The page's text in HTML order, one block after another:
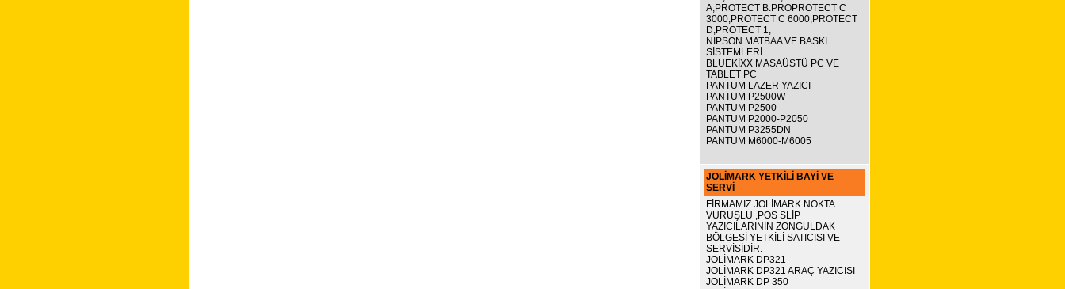
A,PROTECT B.PROPROTECT C
3000,PROTECT C 6000,PROTECT
D,PROTECT 1,
NIPSON MATBAA VE BASKI
SİSTEMLERİ
BLUEKİXX MASAÜSTÜ PC VE
TABLET PC
PANTUM LAZER YAZICI
PANTUM P2500W
PANTUM P2500
PANTUM P2000-P2050
PANTUM P3255DN
PANTUM M6000-M6005
JOLİMARK YETKİLİ BAYİ VE
SERVİ
FİRMAMIZ JOLİMARK NOKTA
VURUŞLU ,POS SLİP
YAZICILARININ ZONGULDAK
BÖLGESİ YETKİLİ SATICISI VE
SERVİSİDİR.
JOLİMARK DP321
JOLİMARK DP321 ARAÇ YAZICISI
JOLİMARK DP 350